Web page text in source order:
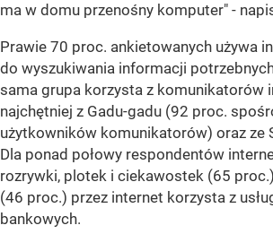
ma w domu przenośny komputer" -
Prawie 70 proc. ankietowanych używa
do wyszukiwania informacji
sama grupa korzysta z komunikatorów
najchętniej z Gadu-gadu (92 proc.
użytkowników komunikatorów) oraz ze
Dla ponad połowy respondentów
rozrywki, plotek i ciekawostek (65
(46 proc.) przez internet korzysta z
bankowych.